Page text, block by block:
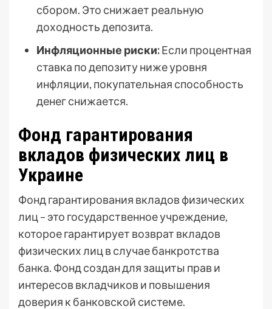
сбором. Это снижает реальную
доходность депозита.
Инфляционные риски:Если процентная
ставка по депозиту ниже уровня
инфляции, покупательная способность
денег снижается.
Фонд гарантирования
вкладов физических лиц в
Украине
Фонд гарантирования вкладов физических
лиц – это государственное учреждение,
которое гарантирует возврат вкладов
физических лиц в случае банкротства
банка. Фонд создан для защиты прав и
интересов вкладчиков и повышения
доверия к банковской системе.